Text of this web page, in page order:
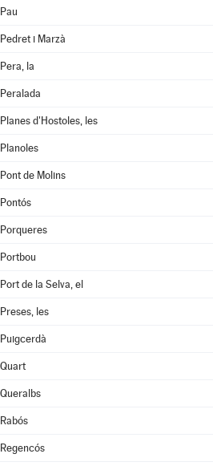
Pau
Pedret i Marzà
Pera, la
Peralada
Planes d'Hostoles, les
Planoles
Pont de Molins
Pontós
Porqueres
Portbou
Port de la Selva, el
Preses, les
Puigcerdà
Quart
Queralbs
Rabós
Regencós